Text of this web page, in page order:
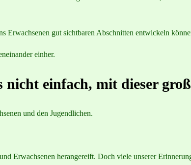
Erwachsenen gut sichtbaren Abschnitten entwickeln
einher.
einfach, mit dieser
und den Jugendlichen.
Erwachsenen herangereift. Doch viele unserer